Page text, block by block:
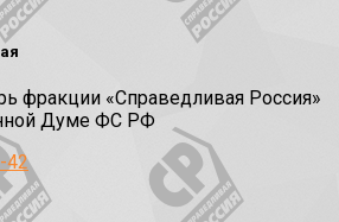
фракции «Справедливая Россия»
Думе ФС РФ
42